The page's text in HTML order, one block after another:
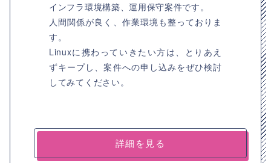
インフラ環境構築、運用保守案件です。
人間関係が良く、作業環境も整っておりま
す。
Linuxに携わっていきたい方は、とりあえ
ずキープし、案件への申し込みをぜひ検討
してみてください。
詳細を見る